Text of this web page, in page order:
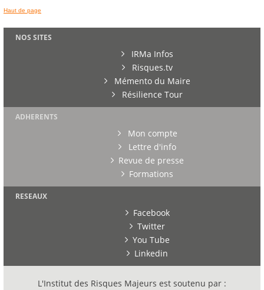
Haut de page
NOS SITES
IRMa Infos
Risques.tv
Mémento du Maire
Résilience Tour
ADHERENTS
Mon compte
Lettre d'info
Revue de presse
Formations
RESEAUX
Facebook
Twitter
You Tube
Linkedin
L'Institut des Risques Majeurs est soutenu par :